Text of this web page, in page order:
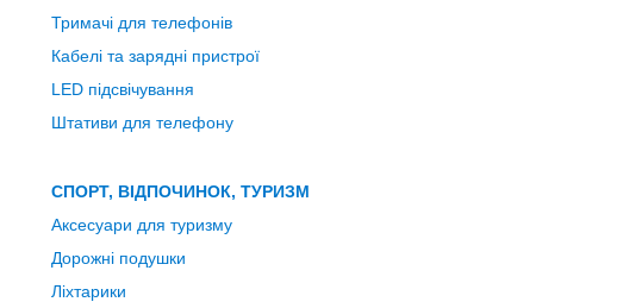
Тримачі для телефонів
Кабелі та зарядні пристрої
LED підсвічування
Штативи для телефону
СПОРТ, ВІДПОЧИНОК, ТУРИЗМ
Аксесуари для туризму
Дорожні подушки
Ліхтарики